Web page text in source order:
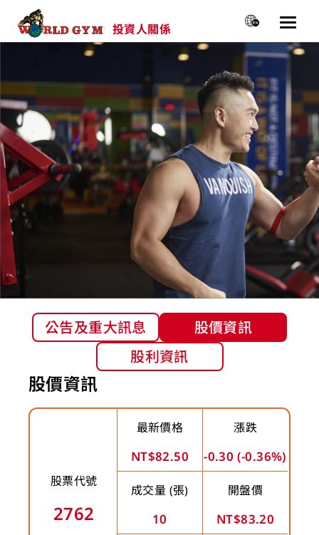
投資人關係
主選單關於我們
新聞&活動
公司治理
財務資訊
股價專區
投資人資源
永續經營
股價專區
公告及重大訊息
股價資訊
股利資訊
股價資訊
股票代號
2762
最新價格
NT$82.50
漲跌
-0.30 (-0.36%)
成交量 (張)
10
開盤價
NT$83.20